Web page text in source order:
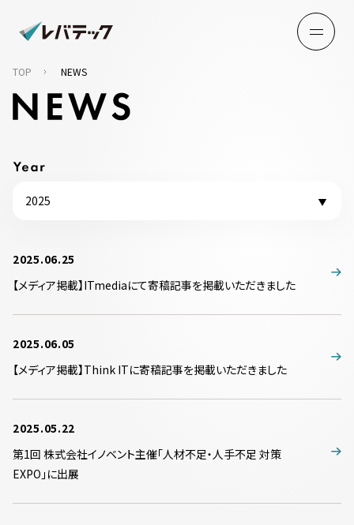
TOP NEWS
2025
2025.06.25
【メディア掲載】ITmediaにて寄稿記事を掲載いただきました
2025.06.05
【メディア掲載】Think ITに寄稿記事を掲載いただきました
2025.05.22
第1回 株式会社イノベント主催「人材不足・人手不足 対策
EXPO」に出展